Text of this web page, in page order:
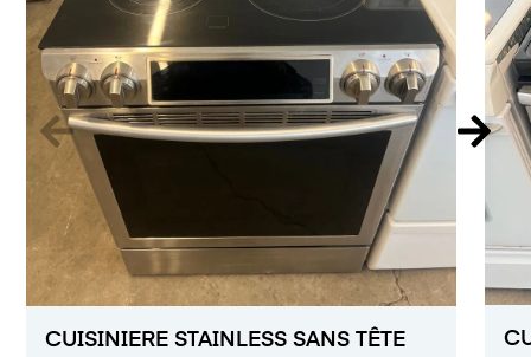
CUISINIERE STAINLESS SANS TÊTE